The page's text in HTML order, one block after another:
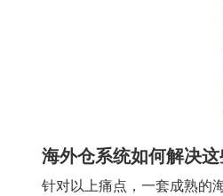
海外仓系统如何解决这
针对以上痛点，一套成熟的